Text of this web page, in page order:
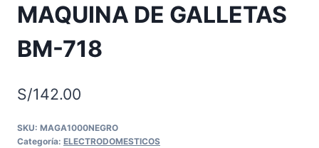
MAQUINA DE GALLETAS
BM-718
S/142.00
SKU: MAGA1000NEGRO
Categoría: ELECTRODOMESTICOS